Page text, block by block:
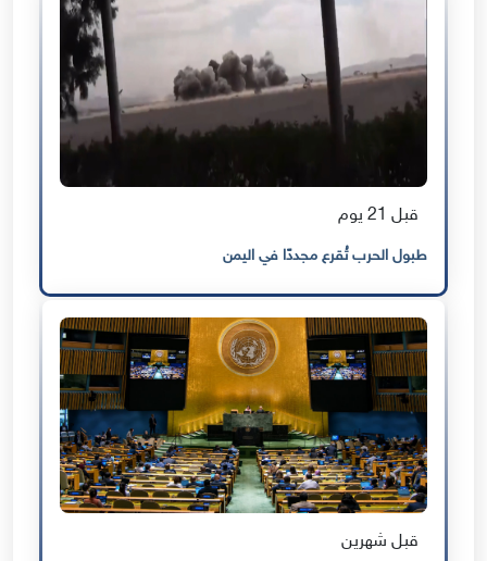
قبل 21 يوم
طبول الحرب تُقرع مجددًا في اليمن
قبل شهرين